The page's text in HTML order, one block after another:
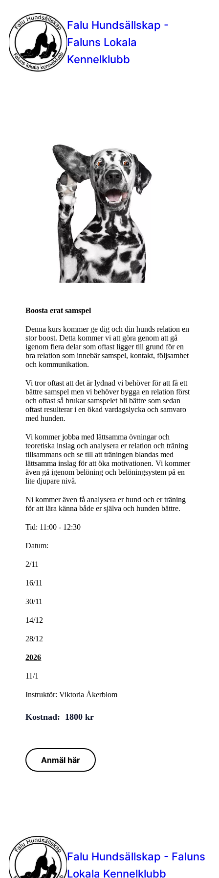
Falu Hundsällskap -
Faluns Lokala
Kennelklubb
Boosta erat samspel
Denna kurs kommer ge dig och din hunds relation en
stor boost. Detta kommer vi att göra genom att gå
igenom flera delar som oftast ligger till grund för en
bra relation som innebär samspel, kontakt, följsamhet
och kommunikation.
Vi tror oftast att det är lydnad vi behöver för att få ett
bättre samspel men vi behöver bygga en relation först
och oftast så brukar samspelet bli bättre som sedan
oftast resulterar i en ökad vardagslycka och samvaro
med hunden.
Vi kommer jobba med lättsamma övningar och
teoretiska inslag och analysera er relation och träning
tillsammans och se till att träningen blandas med
lättsamma inslag för att öka motivationen. Vi kommer
även gå igenom belöning och belöningsystem på en
lite djupare nivå.
Ni kommer även få analysera er hund och er träning
för att lära känna både er själva och hunden bättre.
Tid: 11:00 - 12:30
Datum:
2/11
16/11
30/11
14/12
28/12
2026
11/1
Instruktör: Viktoria Åkerblom
Kostnad: 1800 kr
Anmäl här
Falu Hundsällskap - Faluns
Lokala Kennelklubb